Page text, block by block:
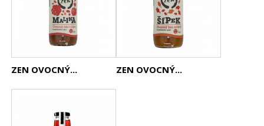
ZEN OVOCNÝ... ZEN OVOCNÝ...